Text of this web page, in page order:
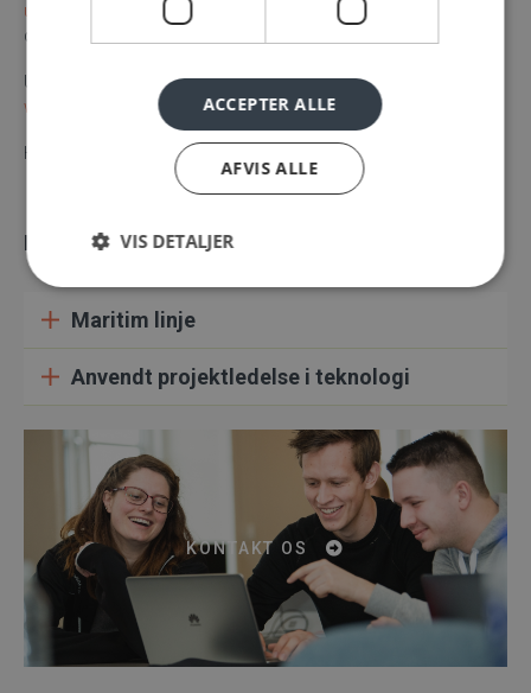
uddannelsen
der beskriver uddannelsens forløb netop hos os.
Uddannelsen er SU-berettiget. Læs mere og ansøg om SU på
www.su.dk
Hent flyer om uddannelsen
FMS tilbyder 2 valgfagslinjer:
Maritim linje
Anvendt projektledelse i teknologi
KONTAKT OS
ACCEPTER ALLE
AFVIS ALLE
VIS DETALJER